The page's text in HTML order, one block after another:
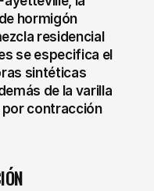
hormigón
residencial
se especifica el
sintéticas
de la varilla
por contracción